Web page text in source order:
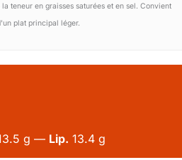
teneur en graisses saturées et en sel. Convient
plat principal léger.
g — Lip. 13.4 g